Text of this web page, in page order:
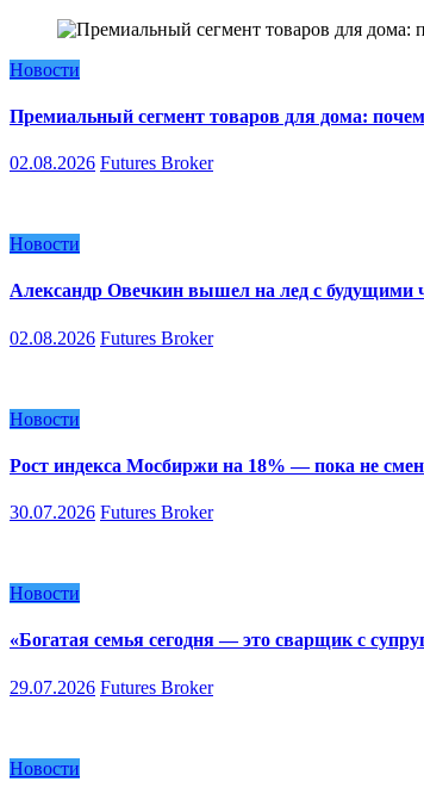
Новости
Премиальный сегмент товаров для дома:
02.08.2026 Futures Broker
Новости
Александр Овечкин вышел на лед с будущими
02.08.2026 Futures Broker
Новости
Рост индекса Мосбиржи на 18% — пока не
30.07.2026 Futures Broker
Новости
«Богатая семья сегодня — это сварщик с
29.07.2026 Futures Broker
Новости